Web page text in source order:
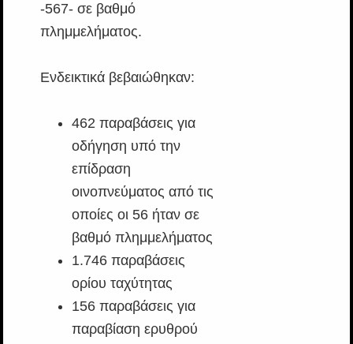
-567- σε βαθμό
πλημμελήματος.
Ενδεικτικά βεβαιώθηκαν:
462 παραβάσεις για
οδήγηση υπό την
επίδραση
οινοπνεύματος από τις
οποίες οι 56 ήταν σε
βαθμό πλημμελήματος
1.746 παραβάσεις
ορίου ταχύτητας
156 παραβάσεις για
παραβίαση ερυθρού